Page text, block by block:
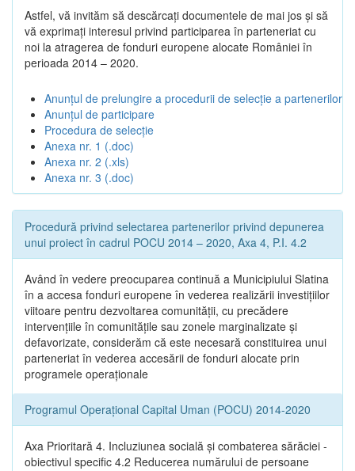
Astfel, vă invităm să descărcați documentele de mai jos și să
vă exprimați interesul privind participarea în parteneriat cu
noi la atragerea de fonduri europene alocate României în
perioada 2014 – 2020.
Anunțul de prelungire a procedurii de selecție a partenerilor
Anunțul de participare
Procedura de selecție
Anexa nr. 1 (.doc)
Anexa nr. 2 (.xls)
Anexa nr. 3 (.doc)
Procedură privind selectarea partenerilor privind depunerea
unui proiect în cadrul POCU 2014 – 2020, Axa 4, P.I. 4.2
Având în vedere preocuparea continuă a Municipiului Slatina
în a accesa fonduri europene în vederea realizării investițiilor
viitoare pentru dezvoltarea comunității, cu precădere
intervențiile în comunitățile sau zonele marginalizate și
defavorizate, considerăm că este necesară constituirea unui
parteneriat în vederea accesării de fonduri alocate prin
programele operaționale
Programul Operațional Capital Uman (POCU) 2014-2020
Axa Prioritară 4. Incluziunea socială și combaterea sărăciei -
obiectivul specific 4.2 Reducerea numărului de persoane